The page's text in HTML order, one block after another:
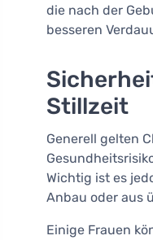
die nach der
besseren
Stillzeit
Generell gelten
Wichtig ist es
Anbau oder aus
Einige Frauen